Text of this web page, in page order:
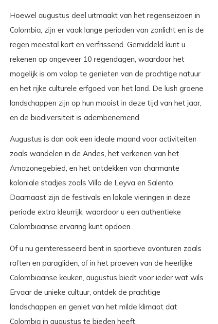
Hoewel augustus deel uitmaakt van het regenseizoen in
Colombia, zijn er vaak lange perioden van zonlicht en is de
regen meestal kort en verfrissend. Gemiddeld kunt u
rekenen op ongeveer 10 regendagen, waardoor het
mogelijk is om volop te genieten van de prachtige natuur
en het rijke culturele erfgoed van het land. De lush groene
landschappen zijn op hun mooist in deze tijd van het jaar,
en de biodiversiteit is adembenemend.
Augustus is dan ook een ideale maand voor activiteiten
zoals wandelen in de Andes, het verkenen van het
Amazonegebied, en het ontdekken van charmante
koloniale stadjes zoals Villa de Leyva en Salento.
Daarnaast zijn de festivals en lokale vieringen in deze
periode extra kleurrijk, waardoor u een authentieke
Colombiaanse ervaring kunt opdoen.
Of u nu geïnteresseerd bent in sportieve avonturen zoals
raften en paragliden, of in het proeven van de heerlijke
Colombiaanse keuken, augustus biedt voor ieder wat wils.
Ervaar de unieke cultuur, ontdek de prachtige
landschappen en geniet van het milde klimaat dat
Colombia in augustus te bieden heeft.